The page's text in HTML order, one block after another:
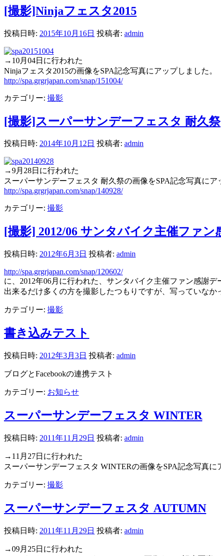
[撮影]Ninjaフェスタ2015
投稿日時: 2015年10月16日 投稿者: admin
→10月04日に行われた
Ninjaフェスタ2015の画像をSPA記念写真にアップしました。
http://spa.grgrjapan.com/snap/151004/
カテゴリー: 撮影
[撮影]スーパーサンデーフェスタ 耐久祭
投稿日時: 2014年10月12日 投稿者: admin
→9月28日に行われた
スーパーサンデーフェスタ 耐久祭の画像をSPA記念写真にア
http://spa.grgrjapan.com/snap/140928/
カテゴリー: 撮影
[撮影] 2012/06 サンタバイク主催ファン
投稿日時: 2012年6月3日 投稿者: admin
http://spa.grgrjapan.com/snap/120602/
に、2012年06月に行われた、サンタバイク主催ファン感謝デ
出来るだけ多くの方を撮影したつもりですが、写っていなか
カテゴリー: 撮影
書き込みテスト
投稿日時: 2012年3月3日 投稿者: admin
ブログとFacebookの連携テスト
カテゴリー: お知らせ
スーパーサンデーフェスタ WINTER
投稿日時: 2011年11月29日 投稿者: admin
→11月27日に行われた
スーパーサンデーフェスタ WINTERの画像をSPA記念写真に
カテゴリー: 撮影
スーパーサンデーフェスタ AUTUMN
投稿日時: 2011年11月29日 投稿者: admin
→09月25日に行われた